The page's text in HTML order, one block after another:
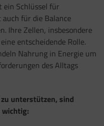
ein Schlüssel für
für die Balance
Ihre Zellen, insbesondere
entscheidende Rolle.
Nahrung in Energie um
des Alltags
unterstützen, sind